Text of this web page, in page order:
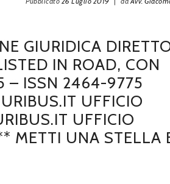
GIURIDICA
IN ROAD, CON
– ISSN 2464-9775
UFFICIO
UFFICIO
METTI UNA STELLA